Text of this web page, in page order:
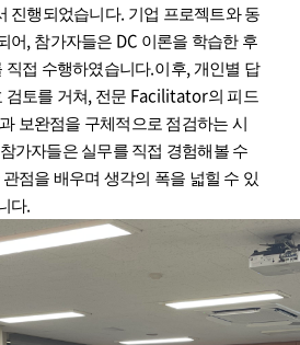
진행되었습니다. 기업 프로젝트와 동
어, 참가자들은 DC 이론을 학습한 후
직접 수행하였습니다.이후, 개인별 답
검토를 거쳐, 전문 Facilitator의 피드
보완점을 구체적으로 점검하는 시
참가자들은 실무를 직접 경험해볼 수
관점을 배우며 생각의 폭을 넓힐 수 있
다.